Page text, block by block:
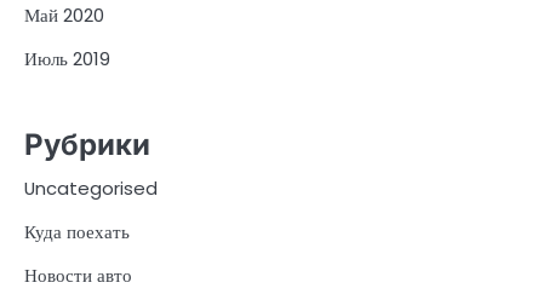
Май 2020
Июль 2019
Рубрики
Uncategorised
Куда поехать
Новости авто